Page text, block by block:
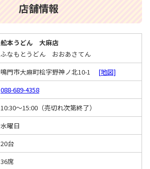
店舗情報
舩本うどん 大麻店
ふなもとうどん おおあさてん
鳴門市大麻町桧字野神ノ北10-1 [地図]
088-689-4358
10:30～15:00（売切れ次第終了）
水曜日
20台
36席